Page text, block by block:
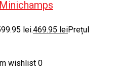
lei.469.95 leiPrețul
wishlist 0